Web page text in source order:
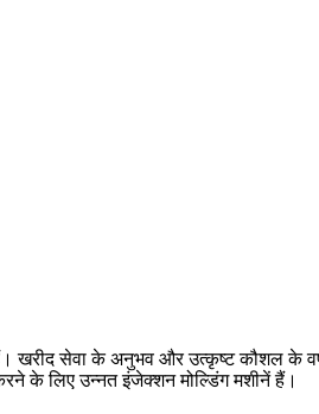
सेवा के अनुभव और उत्कृष्ट कौशल के
के लिए उन्नत इंजेक्शन मोल्डिंग मशीनें हैं।